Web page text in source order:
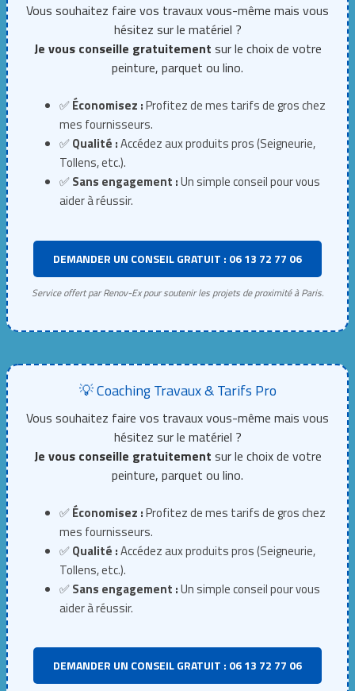
Vous souhaitez faire vos travaux vous-même mais vous
hésitez sur le matériel ?
Je vous conseille gratuitement sur le choix de votre
peinture, parquet ou lino.
✅Économisez :Profitez de mes tarifs de gros chez
mes fournisseurs.
✅Qualité :Accédez aux produits pros (Seigneurie,
Tollens, etc.).
✅Sans engagement :Un simple conseil pour vous
aider à réussir.
DEMANDER UN CONSEIL GRATUIT : 06 13 72 77 06
Service offert par Renov-Ex pour soutenir les projets de proximité à Paris.
💡 Coaching Travaux & Tarifs Pro
Vous souhaitez faire vos travaux vous-même mais vous
hésitez sur le matériel ?
Je vous conseille gratuitement sur le choix de votre
peinture, parquet ou lino.
✅Économisez :Profitez de mes tarifs de gros chez
mes fournisseurs.
✅Qualité :Accédez aux produits pros (Seigneurie,
Tollens, etc.).
✅Sans engagement :Un simple conseil pour vous
aider à réussir.
DEMANDER UN CONSEIL GRATUIT : 06 13 72 77 06